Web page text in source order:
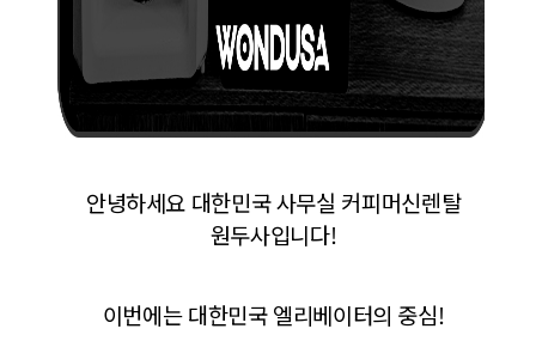
안녕하세요 대한민국 사무실 커피머신렌탈
원두사입니다!
이번에는 대한민국 엘리베이터의 중심!